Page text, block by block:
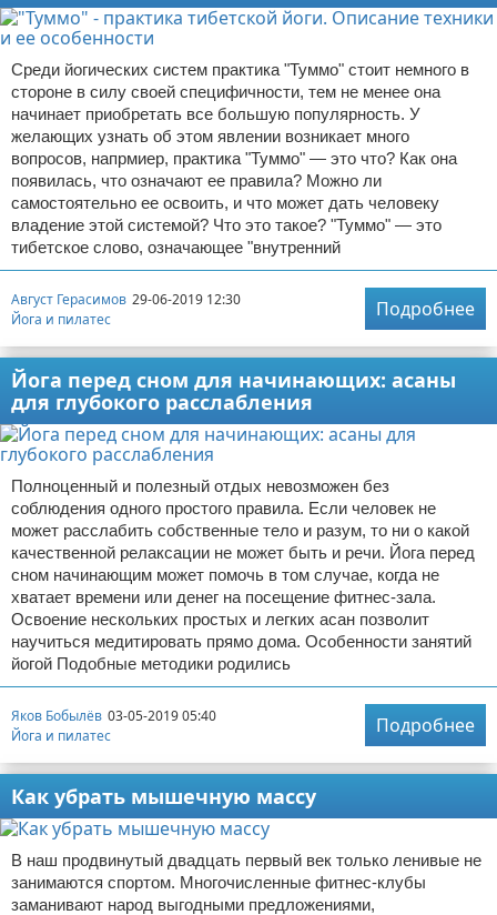
Среди йогических систем практика "Туммо" стоит немного в
стороне в силу своей специфичности, тем не менее она
начинает приобретать все большую популярность. У
желающих узнать об этом явлении возникает много
вопросов, напрмиер, практика "Туммо" — это что? Как она
появилась, что означают ее правила? Можно ли
самостоятельно ее освоить, и что может дать человеку
владение этой системой? Что это такое? "Туммо" — это
тибетское слово, означающее "внутренний
Август Герасимов 29-06-2019 12:30
Йога и пилатес
Подробнее
Йога перед сном для начинающих: асаны
для глубокого расслабления
Полноценный и полезный отдых невозможен без
соблюдения одного простого правила. Если человек не
может расслабить собственные тело и разум, то ни о какой
качественной релаксации не может быть и речи. Йога перед
сном начинающим может помочь в том случае, когда не
хватает времени или денег на посещение фитнес-зала.
Освоение нескольких простых и легких асан позволит
научиться медитировать прямо дома. Особенности занятий
йогой Подобные методики родились
Яков Бобылёв 03-05-2019 05:40
Йога и пилатес
Подробнее
Как убрать мышечную массу
В наш продвинутый двадцать первый век только ленивые не
занимаются спортом. Многочисленные фитнес-клубы
заманивают народ выгодными предложениями,